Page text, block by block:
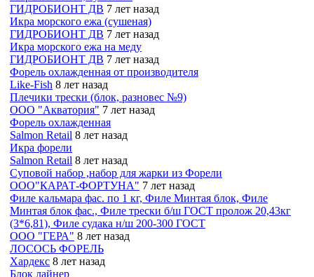
ГИДРОБИОНТ ДВ 7 лет назад
Икра морского ежа (сушеная)
ГИДРОБИОНТ ДВ 7 лет назад
Икра морского ежа на меду
ГИДРОБИОНТ ДВ 7 лет назад
Форель охлажденная от производителя
Like-Fish 8 лет назад
Плечики трески (блок, разновес №9)
ООО "Акватория" 7 лет назад
Форель охлажденная
Salmon Retail 8 лет назад
Икра форели
Salmon Retail 8 лет назад
Суповой набор ,набор для жарки из Форели
ООО"КАРАТ-ФОРТУНА" 7 лет назад
Филе кальмара фас. по 1 кг, Филе Минтая блок, Филе
Минтая блок фас., Филе трески б/ш ГОСТ пролож 20,43кг
(3*6,81), Филе судака н/ш 200-300 ГОСТ
ООО "ГЕРА" 8 лет назад
ЛОСОСЬ ФОРЕЛЬ
Хардекс 8 лет назад
Блок лайнер